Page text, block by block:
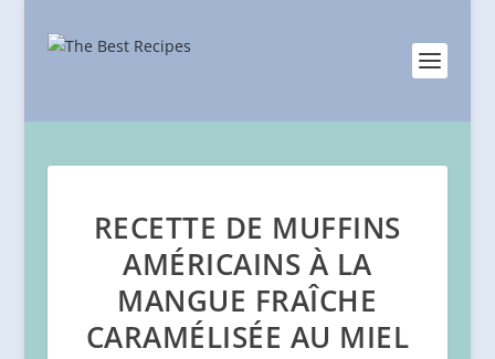
RECETTE DE MUFFINS
AMÉRICAINS À LA
MANGUE FRAÎCHE
CARAMÉLISÉE AU MIEL